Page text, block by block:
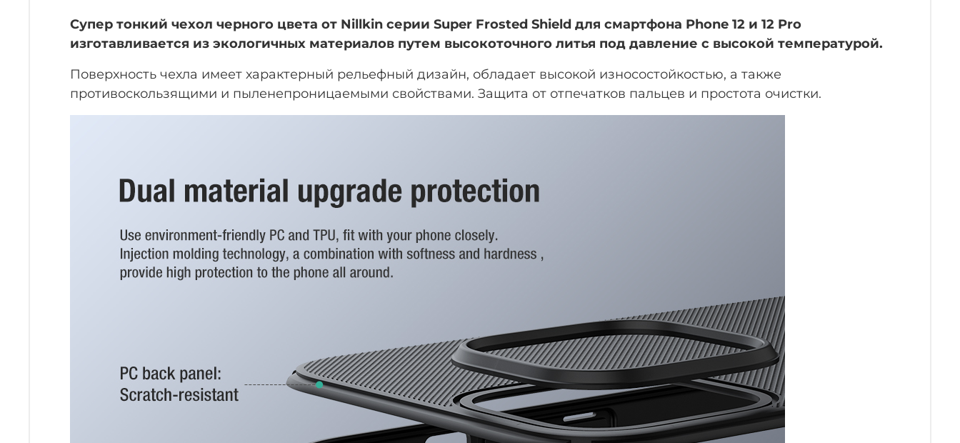
Супер тонкий чехол черного цвета от Nillkin серии Super Frosted Shield для смартфона Phone 12 и 12 Pro
изготавливается из экологичных материалов путем высокоточного литья под давление с высокой температурой.
Поверхность чехла имеет характерный рельефный дизайн, обладает высокой износостойкостью, а также
противоскользящими и пыленепроницаемыми свойствами. Защита от отпечатков пальцев и простота очистки.